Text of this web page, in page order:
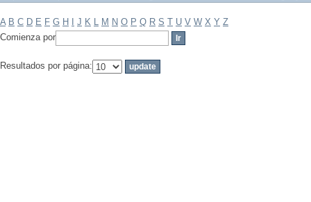
A B C D E F G H J K L M N O P Q R S T U V W X Y Z
Comienza por
Resultados por página: